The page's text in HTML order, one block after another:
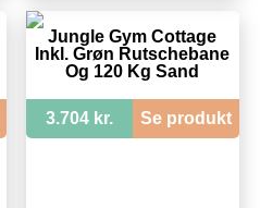
Jungle Gym Cottage
Inkl. Grøn Rutschebane
Og 120 Kg Sand
3.704 kr. Se produkt